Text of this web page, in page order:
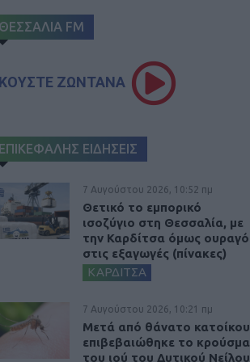
FM
ΖΩΝΤΑΝΑ
ΕΙΔΗΣΕΙΣ
7 Αυγούστου 2026, 10:52 πμ
Θετικό το εμπορικό
ισοζύγιο στη Θεσσαλία, με
την Καρδίτσα όμως ουραγό
στις εξαγωγές (πίνακες)
ΚΑΡΔΙΤΣΑ
7 Αυγούστου 2026, 10:21 πμ
Μετά από θάνατο κατοίκου
επιβεβαιώθηκε το κρούσμα
του ιού του Δυτικού Νείλου